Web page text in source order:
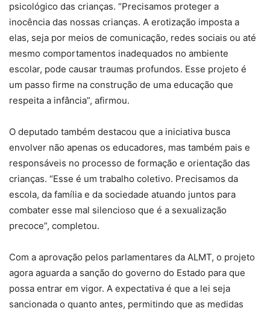
psicológico das crianças. “Precisamos proteger a
inocência das nossas crianças. A erotização imposta a
elas, seja por meios de comunicação, redes sociais ou até
mesmo comportamentos inadequados no ambiente
escolar, pode causar traumas profundos. Esse projeto é
um passo firme na construção de uma educação que
respeita a infância”, afirmou.
O deputado também destacou que a iniciativa busca
envolver não apenas os educadores, mas também pais e
responsáveis no processo de formação e orientação das
crianças. “Esse é um trabalho coletivo. Precisamos da
escola, da família e da sociedade atuando juntos para
combater esse mal silencioso que é a sexualização
precoce”, completou.
Com a aprovação pelos parlamentares da ALMT, o projeto
agora aguarda a sanção do governo do Estado para que
possa entrar em vigor. A expectativa é que a lei seja
sancionada o quanto antes, permitindo que as medidas